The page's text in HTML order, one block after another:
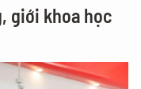
giới khoa học